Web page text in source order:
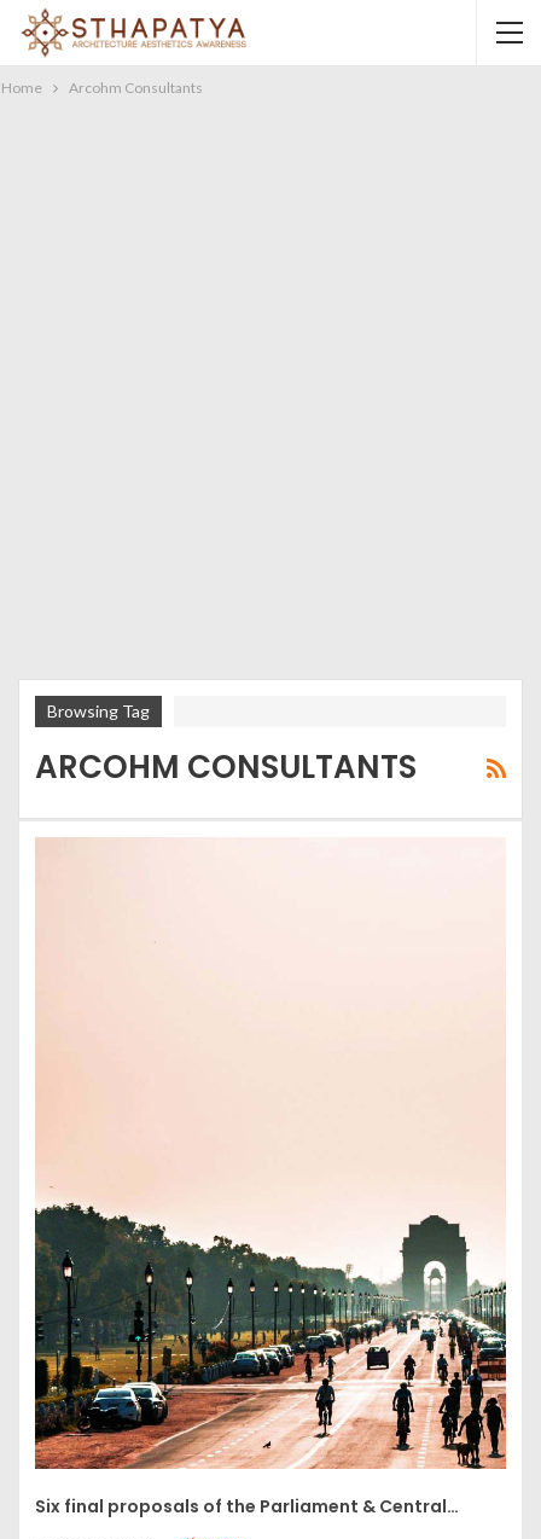
Home Arcohm Consultants
Browsing Tag
ARCOHM CONSULTANTS
Six final proposals of the Parliament & Central…